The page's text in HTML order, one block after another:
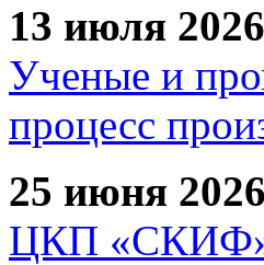
13 июля 2026
Ученые и
процесс
25 июня 2026
ЦКП «СКИФ»: